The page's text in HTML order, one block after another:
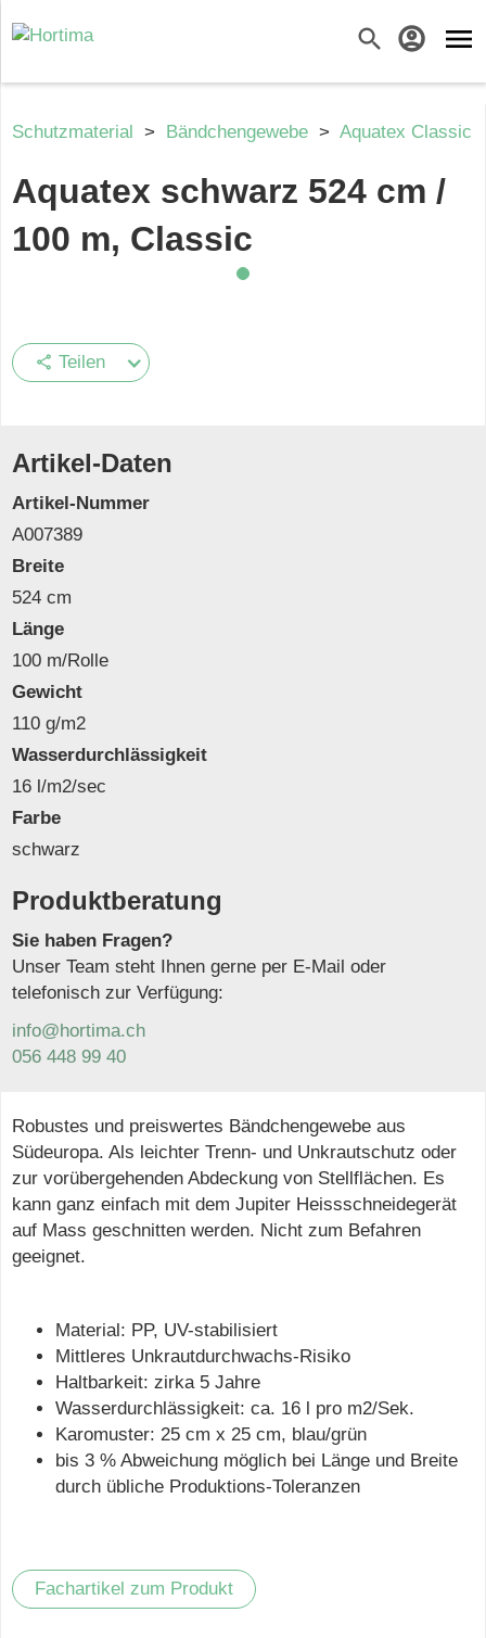
search account_circle menu
Schutzmaterial > Bändchengewebe > Aquatex Classic
Aquatex schwarz 524 cm /
100 m, Classic
share Teilen
Artikel-Daten
Artikel-Nummer
A007389
Breite
524 cm
Länge
100 m/Rolle
Gewicht
110 g/m2
Wasserdurchlässigkeit
16 l/m2/sec
Farbe
schwarz
Produktberatung
Sie haben Fragen?
Unser Team steht Ihnen gerne per E-Mail oder
telefonisch zur Verfügung:
info@hortima.ch
056 448 99 40
Robustes und preiswertes Bändchengewebe aus
Südeuropa. Als leichter Trenn- und Unkrautschutz oder
zur vorübergehenden Abdeckung von Stellflächen. Es
kann ganz einfach mit dem Jupiter Heissschneidegerät
auf Mass geschnitten werden. Nicht zum Befahren
geeignet.
Material: PP, UV-stabilisiert
Mittleres Unkrautdurchwachs-Risiko
Haltbarkeit: zirka 5 Jahre
Wasserdurchlässigkeit: ca. 16 l pro m2/Sek.
Karomuster: 25 cm x 25 cm, blau/grün
bis 3 % Abweichung möglich bei Länge und Breite
durch übliche Produktions-Toleranzen
Fachartikel zum Produkt